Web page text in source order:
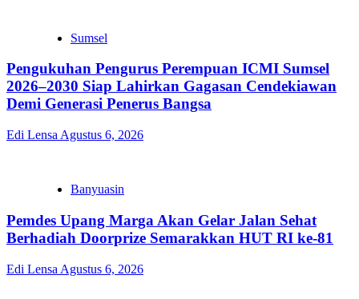
Sumsel
Pengukuhan Pengurus Perempuan ICMI Sumsel
2026–2030 Siap Lahirkan Gagasan Cendekiawan
Demi Generasi Penerus Bangsa
Edi Lensa Agustus 6, 2026
Banyuasin
Pemdes Upang Marga Akan Gelar Jalan Sehat
Berhadiah Doorprize Semarakkan HUT RI ke-81
Edi Lensa Agustus 6, 2026